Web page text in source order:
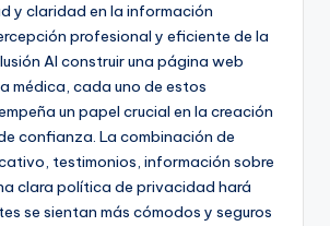
y claridad en la información
profesional y eficiente de la
Al construir una página web
médica, cada uno de estos
un papel crucial en la creación
confianza. La combinación de
testimonios, información sobre
clara política de privacidad hará
se sientan más cómodos y seguros